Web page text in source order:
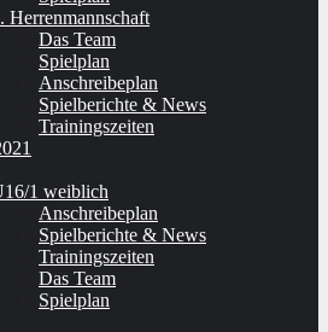
Herrenmannschaft
Das Team
Spielplan
Anschreibeplan
Spielberichte & News
Trainingszeiten
1 weiblich
Anschreibeplan
Spielberichte & News
Trainingszeiten
Das Team
Spielplan